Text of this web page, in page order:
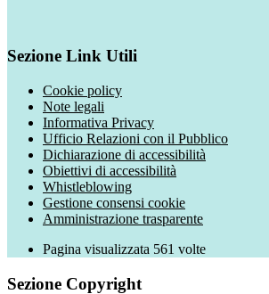
Sezione Link Utili
Cookie policy
Note legali
Informativa Privacy
Ufficio Relazioni con il Pubblico
Dichiarazione di accessibilità
Obiettivi di accessibilità
Whistleblowing
Gestione consensi cookie
Amministrazione trasparente
Pagina visualizzata 561 volte
Sezione Copyright